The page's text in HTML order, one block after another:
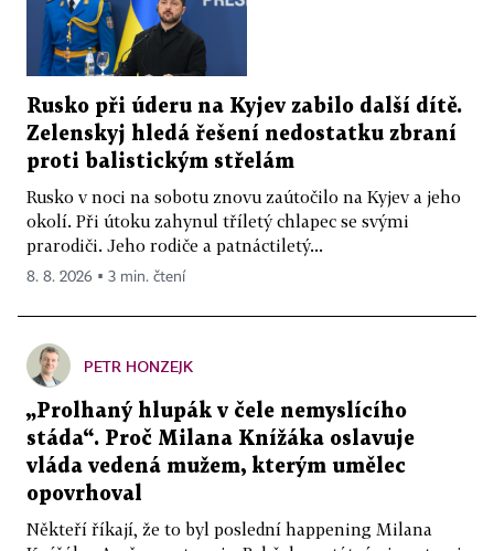
Rusko při úderu na Kyjev zabilo další dítě.
Zelenskyj hledá řešení nedostatku zbraní
proti balistickým střelám
Rusko v noci na sobotu znovu zaútočilo na Kyjev a jeho
okolí. Při útoku zahynul tříletý chlapec se svými
prarodiči. Jeho rodiče a patnáctiletý...
8. 8. 2026 ▪ 3 min. čtení
PETR HONZEJK
„Prolhaný hlupák v čele nemyslícího
stáda“. Proč Milana Knížáka oslavuje
vláda vedená mužem, kterým umělec
opovrhoval
Někteří říkají, že to byl poslední happening Milana